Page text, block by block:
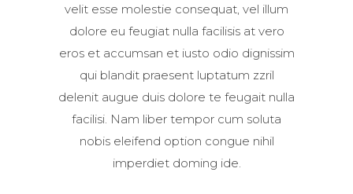
Lorem ipsum dolor sit amet,
consectetuer adipiscing elit, sed
diam nonummy nibh euismod
tincidunt ut laoreet dolore
Aliquam erat volutpat. Ut wisi
enim ad minim veniam, quis
nostrud exerci tation ullamcorper
suscipit lobortis nisl ut aliquip ex
velit esse molestie consequat, vel illum
dolore eu feugiat nulla facilisis at vero
eros et accumsan et iusto odio dignissim
qui blandit praesent luptatum zzril
delenit augue duis dolore te feugait nulla
facilisi. Nam liber tempor cum soluta
nobis eleifend option congue nihil
imperdiet doming ide.